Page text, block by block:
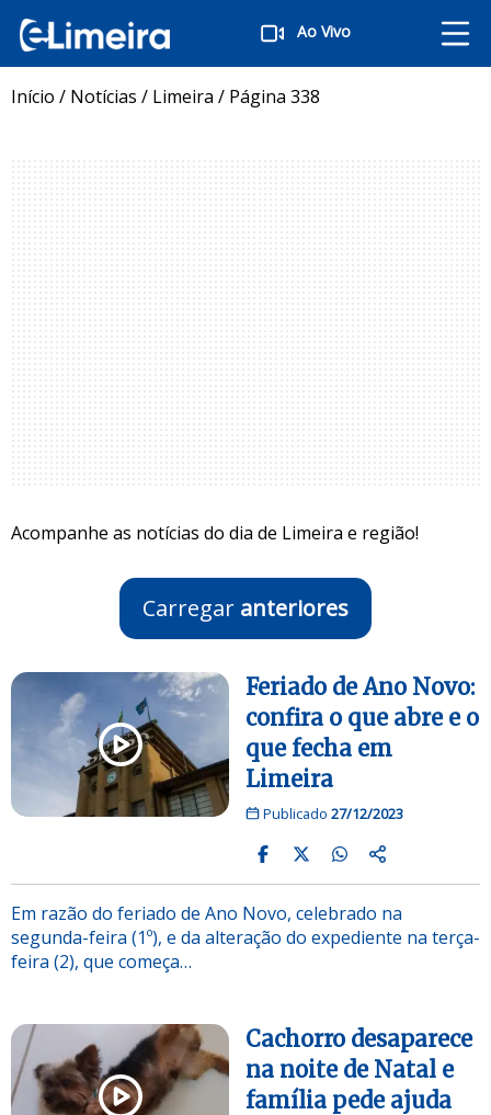
Ao Vivo
Início / Notícias / Limeira / Página 338
Acompanhe as notícias do dia de Limeira e região!
Carregar anteriores
Feriado de Ano Novo:
confira o que abre e o
que fecha em
Limeira
Publicado 27/12/2023
Em razão do feriado de Ano Novo, celebrado na
segunda-feira (1º), e da alteração do expediente na terça-
feira (2), que começa…
Cachorro desaparece
na noite de Natal e
família pede ajuda